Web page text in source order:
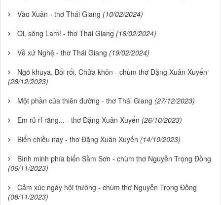
Vào Xuân - thơ Thái Giang (10/02/2024)
Ơi, sông Lam! - thơ Thái Giang (16/02/2024)
Về xứ Nghệ - thơ Thái Giang (19/02/2024)
Ngõ khuya, Bối rối, Chửa khôn - chùm thơ Đặng Xuân Xuyến
(28/12/2023)
Một phần của thiên đường - thơ Thái Giang (27/12/2023)
Em rủ rỉ rằng... - thơ Đặng Xuân Xuyến (26/10/2023)
Biển chiều nay - thơ Đặng Xuân Xuyến (14/10/2023)
Bình minh phía biển Sầm Sơn - chùm thơ Nguyễn Trọng Đồng
(06/11/2023)
Cảm xúc ngày hội trường - chùm thơ Nguyễn Trọng Đồng
(08/11/2023)